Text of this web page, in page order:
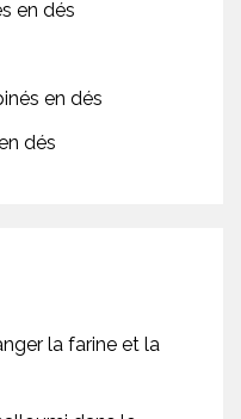
en dés
en dés
dés
la farine et la